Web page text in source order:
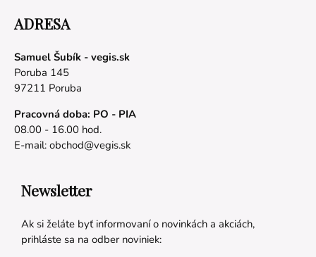
ADRESA
Samuel Šubík - vegis.sk
Poruba 145
97211 Poruba
Pracovná doba: PO - PIA
08.00 - 16.00 hod.
E-mail: obchod@vegis.sk
Newsletter
Ak si želáte byť informovaní o novinkách a akciách,
prihláste sa na odber noviniek: